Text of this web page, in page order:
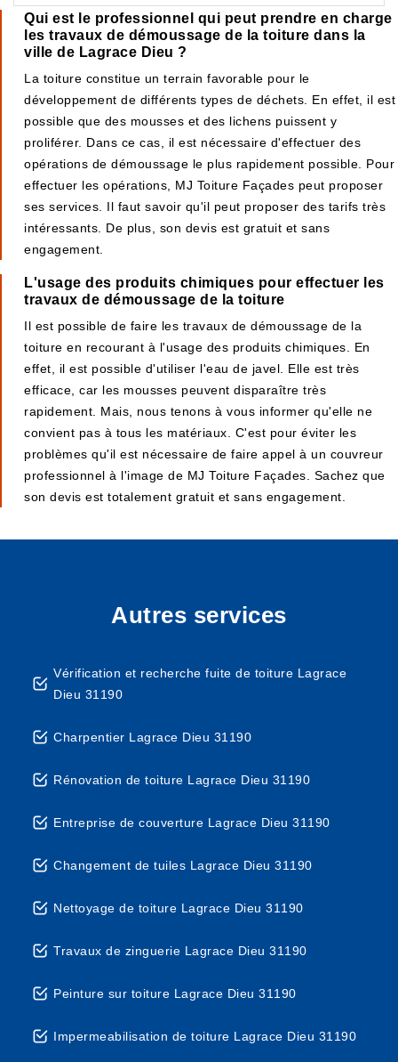
Qui est le professionnel qui peut prendre en charge
les travaux de démoussage de la toiture dans la
ville de Lagrace Dieu ?
La toiture constitue un terrain favorable pour le
développement de différents types de déchets. En effet, il est
possible que des mousses et des lichens puissent y
proliférer. Dans ce cas, il est nécessaire d'effectuer des
opérations de démoussage le plus rapidement possible. Pour
effectuer les opérations, MJ Toiture Façades peut proposer
ses services. Il faut savoir qu'il peut proposer des tarifs très
intéressants. De plus, son devis est gratuit et sans
engagement.
L'usage des produits chimiques pour effectuer les
travaux de démoussage de la toiture
Il est possible de faire les travaux de démoussage de la
toiture en recourant à l'usage des produits chimiques. En
effet, il est possible d'utiliser l'eau de javel. Elle est très
efficace, car les mousses peuvent disparaître très
rapidement. Mais, nous tenons à vous informer qu'elle ne
convient pas à tous les matériaux. C'est pour éviter les
problèmes qu'il est nécessaire de faire appel à un couvreur
professionnel à l'image de MJ Toiture Façades. Sachez que
son devis est totalement gratuit et sans engagement.
Autres services
Vérification et recherche fuite de toiture Lagrace
Dieu 31190
Charpentier Lagrace Dieu 31190
Rénovation de toiture Lagrace Dieu 31190
Entreprise de couverture Lagrace Dieu 31190
Changement de tuiles Lagrace Dieu 31190
Nettoyage de toiture Lagrace Dieu 31190
Travaux de zinguerie Lagrace Dieu 31190
Peinture sur toiture Lagrace Dieu 31190
Impermeabilisation de toiture Lagrace Dieu 31190